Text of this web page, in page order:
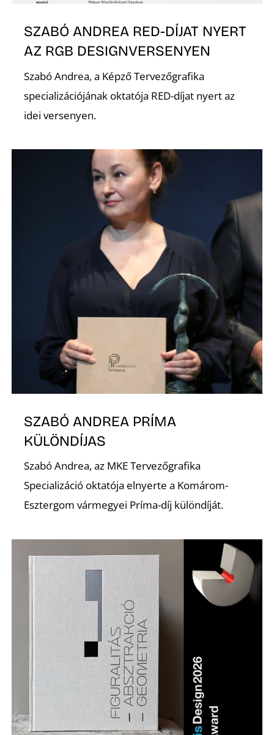
SZABÓ ANDREA RED-DÍJAT NYERT
AZ RGB DESIGNVERSENYEN
Szabó Andrea, a Képző Tervezőgrafika
specializációjának oktatója RED-díjat nyert az
idei versenyen.
SZABÓ ANDREA PRÍMA
KÜLÖNDÍJAS
Szabó Andrea, az MKE Tervezőgrafika
Specializáció oktatója elnyerte a Komárom-
Esztergom vármegyei Príma-díj különdíját.